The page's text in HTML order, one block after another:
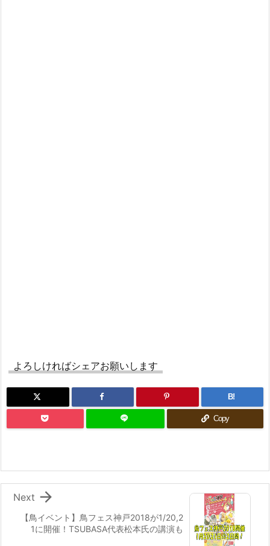
よろしければシェアお願いします
B!
Copy
【鳥イベント】鳥フェス神戸2018が1/20,2
1に開催！TSUBASA代表松本氏の講演も

Next